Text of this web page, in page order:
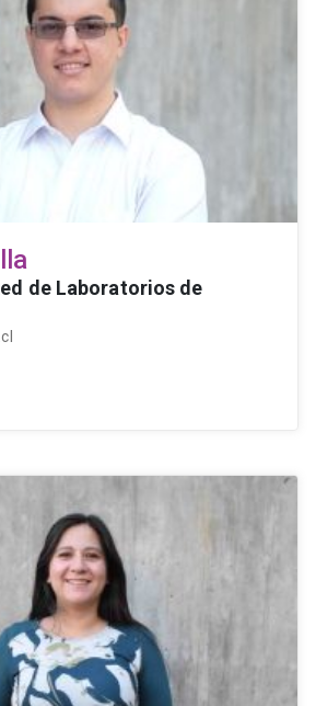
de Laboratorios de